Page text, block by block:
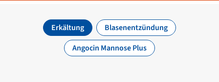
Erkältung
Blasenentzündung
Angocin Mannose Plus